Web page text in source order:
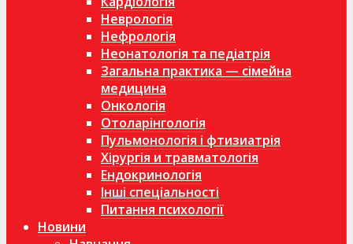
Неврологія
Нефрологія
Неонатологія та педіатрія
Загальна практика — сімейна
медицина
Онкологія
Отоларінгологія
Пульмонологія і фтизиатрія
Хірургія и травматологія
Ендокринологія
Інші спеціальності
Питання психології
Новини